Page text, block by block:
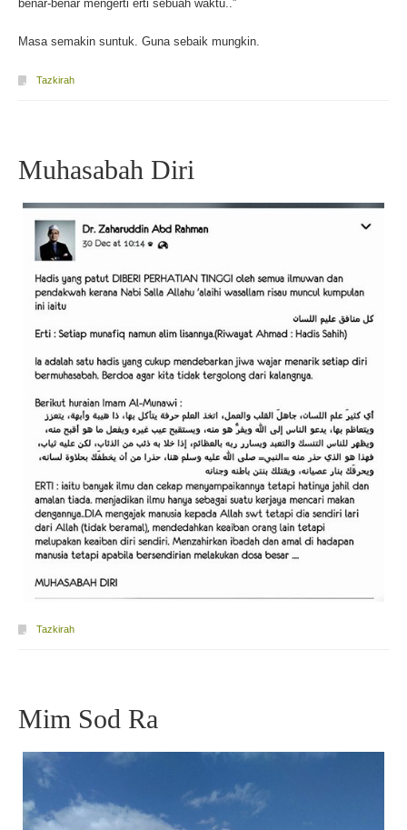
benar-benar mengerti erti sebuah waktu..”
Masa semakin suntuk. Guna sebaik mungkin.
Tazkirah
Muhasabah Diri
Tazkirah
Mim Sod Ra